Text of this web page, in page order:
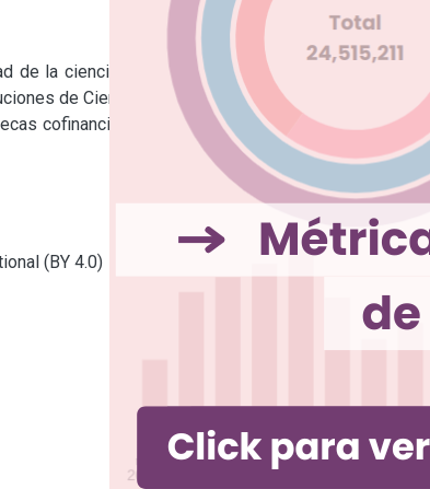
de la ciencia en la
de Ciencias y
cofinanciadas y
(BY 4.0)